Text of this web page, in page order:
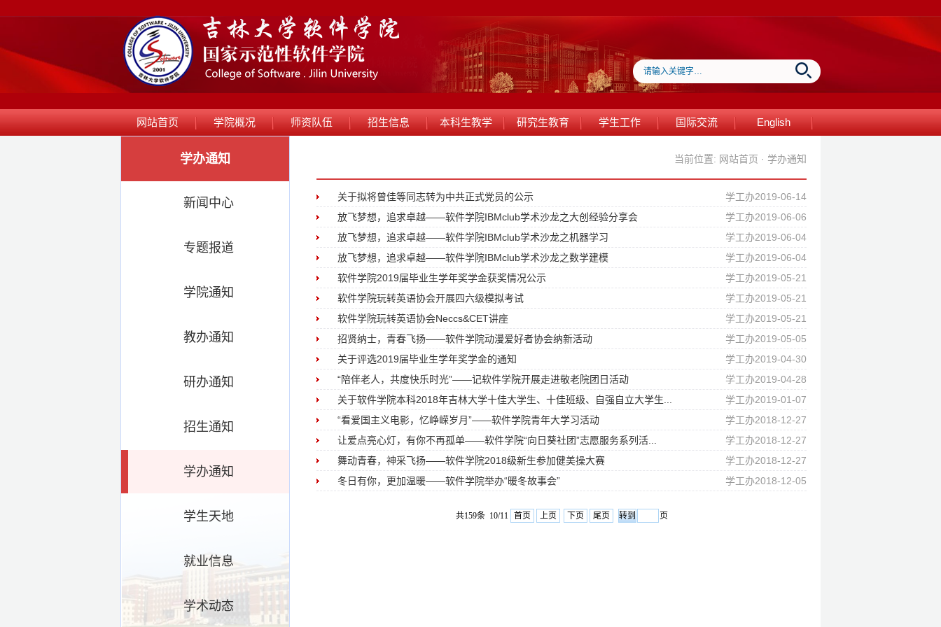
网站首页 学院概况 师资队伍 招生信息 本科生教学 研究生教育 学生工作 国际交流 English
学办通知
新闻中心
专题报道
学院通知
教办通知
研办通知
招生通知
学办通知
学生天地
就业信息
学术动态
当前位置: 网站首页 · 学办通知
学工办2019-06-14
关于拟将曾佳等同志转为中共正式党员的公示
学工办2019-06-06
放飞梦想，追求卓越——软件学院IBMclub学术沙龙之大创经验分享会
学工办2019-06-04
放飞梦想，追求卓越——软件学院IBMclub学术沙龙之机器学习
学工办2019-06-04
放飞梦想，追求卓越——软件学院IBMclub学术沙龙之数学建模
学工办2019-05-21
软件学院2019届毕业生学年奖学金获奖情况公示
学工办2019-05-21
软件学院玩转英语协会开展四六级模拟考试
学工办2019-05-21
软件学院玩转英语协会Neccs&CET讲座
学工办2019-05-05
招贤纳士，青春飞扬——软件学院动漫爱好者协会纳新活动
学工办2019-04-30
关于评选2019届毕业生学年奖学金的通知
学工办2019-04-28
“陪伴老人，共度快乐时光”——记软件学院开展走进敬老院团日活动
学工办2019-01-07
关于软件学院本科2018年吉林大学十佳大学生、十佳班级、自强自立大学生...
学工办2018-12-27
“看爱国主义电影，忆峥嵘岁月”——软件学院青年大学习活动
学工办2018-12-27
让爱点亮心灯，有你不再孤单——软件学院“向日葵社团”志愿服务系列活...
学工办2018-12-27
舞动青春，神采飞扬——软件学院2018级新生参加健美操大赛
学工办2018-12-05
冬日有你，更加温暖——软件学院举办“暖冬故事会”
共159条 10/11 首页 上页 下页 尾页 页